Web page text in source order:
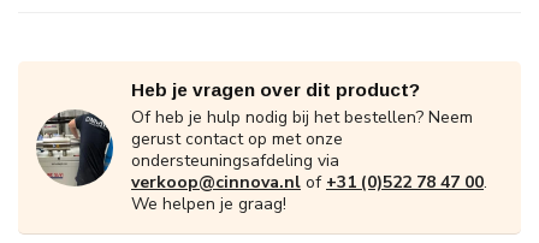
Heb je vragen over dit product?
Of heb je hulp nodig bij het bestellen? Neem
gerust contact op met onze
ondersteuningsafdeling via
verkoop@cinnova.nl of +31 (0)522 78 47 00.
We helpen je graag!